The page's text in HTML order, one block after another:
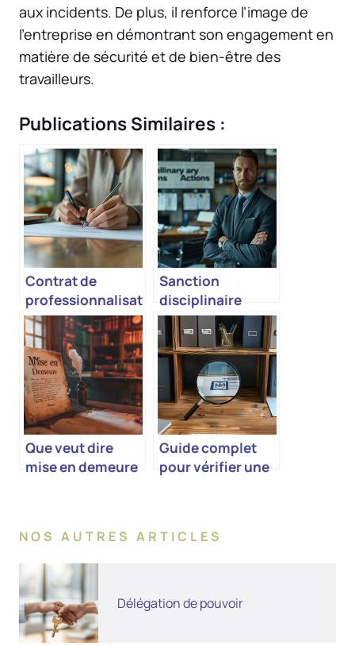
aux incidents. De plus, il renforce l’image de
l’entreprise en démontrant son engagement en
matière de sécurité et de bien-être des
travailleurs.
Publications Similaires :
Contrat de
professionnalisat
ion
Sanction
disciplinaire
Que veut dire
mise en demeure
Guide complet
pour vérifier une
NOS AUTRES ARTICLES
Délégation de pouvoir